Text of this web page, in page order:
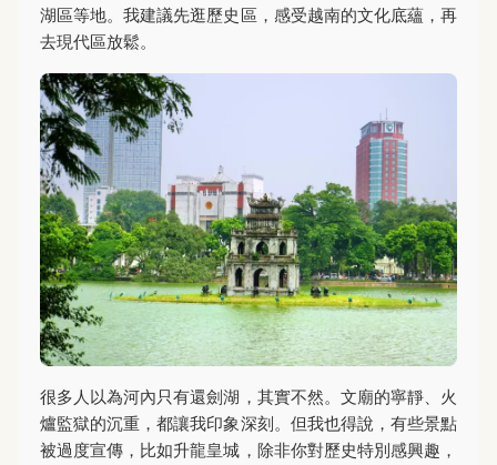
湖區等地。我建議先逛歷史區，感受越南的文化底蘊，再
去現代區放鬆。
很多人以為河內只有還劍湖，其實不然。文廟的寧靜、火
爐監獄的沉重，都讓我印象深刻。但我也得說，有些景點
被過度宣傳，比如升龍皇城，除非你對歷史特別感興趣，